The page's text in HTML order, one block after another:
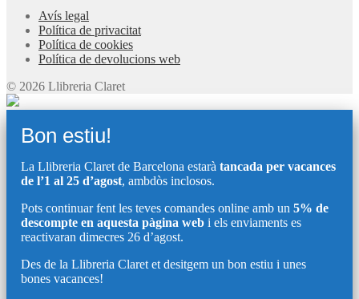
Avís legal
Política de privacitat
Política de cookies
Política de devolucions web
© 2026 Llibreria Claret
Bon estiu!
La Llibreria Claret de Barcelona estarà tancada per vacances
de l’1 al 25 d’agost, ambdòs inclosos.
Pots continuar fent les teves comandes online amb un 5% de
descompte en aquesta pàgina web i els enviaments es
reactivaran dimecres 26 d’agost.
Des de la Llibreria Claret et desitgem un bon estiu i unes
bones vacances!